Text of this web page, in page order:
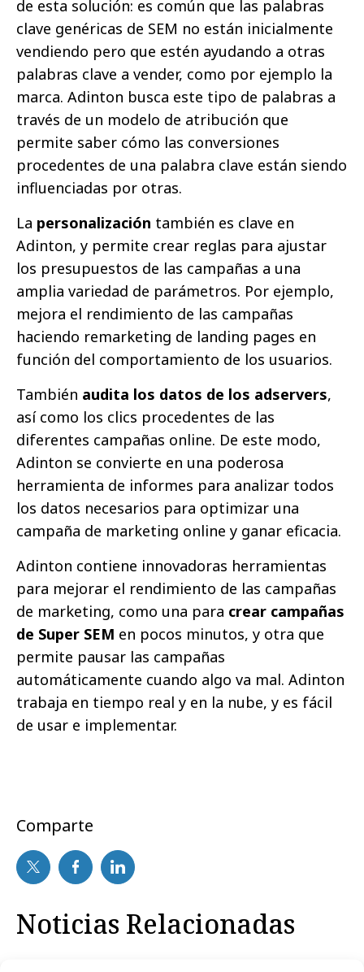
de esta solución: es común que las palabras
clave genéricas de SEM no están inicialmente
vendiendo pero que estén ayudando a otras
palabras clave a vender, como por ejemplo la
marca. Adinton busca este tipo de palabras a
través de un modelo de atribución que
permite saber cómo las conversiones
procedentes de una palabra clave están siendo
influenciadas por otras.
La personalización también es clave en
Adinton, y permite crear reglas para ajustar
los presupuestos de las campañas a una
amplia variedad de parámetros. Por ejemplo,
mejora el rendimiento de las campañas
haciendo remarketing de landing pages en
función del comportamiento de los usuarios.
También audita los datos de los adservers,
así como los clics procedentes de las
diferentes campañas online. De este modo,
Adinton se convierte en una poderosa
herramienta de informes para analizar todos
los datos necesarios para optimizar una
campaña de marketing online y ganar eficacia.
Adinton contiene innovadoras herramientas
para mejorar el rendimiento de las campañas
de marketing, como una para crear campañas
de Super SEM en pocos minutos, y otra que
permite pausar las campañas
automáticamente cuando algo va mal. Adinton
trabaja en tiempo real y en la nube, y es fácil
de usar e implementar.
Comparte
Noticias Relacionadas